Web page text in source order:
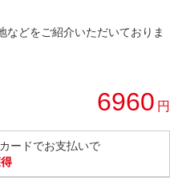
などをご紹介いただいておりま
6960 円
ードでお支払いで